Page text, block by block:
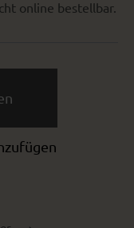
online bestellbar.